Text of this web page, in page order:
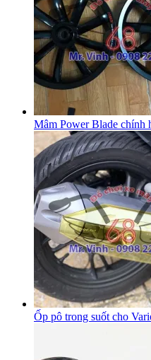
Mâm Power Blade chính
Ốp pô trong suốt cho